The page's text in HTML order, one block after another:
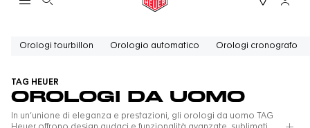
Apri la ricerca